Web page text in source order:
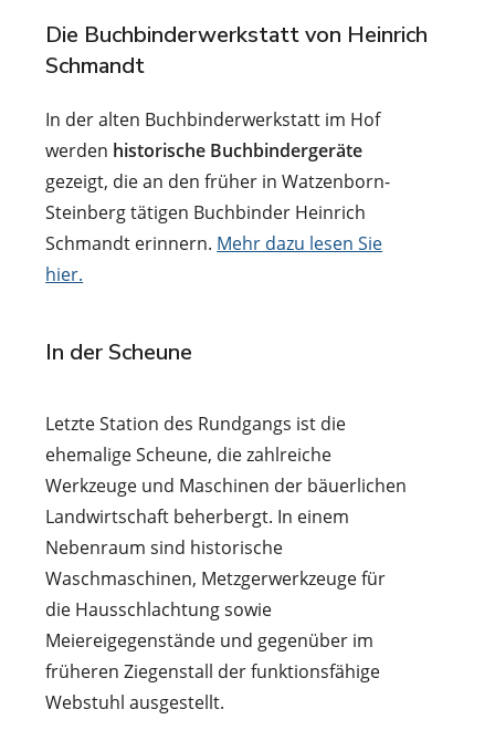
Die Buchbinderwerkstatt von Heinrich
Schmandt
In der alten Buchbinderwerkstatt im Hof
werden historische Buchbindergeräte
gezeigt, die an den früher in Watzenborn-
Steinberg tätigen Buchbinder Heinrich
Schmandt erinnern. Mehr dazu lesen Sie
hier.
In der Scheune
Letzte Station des Rundgangs ist die
ehemalige Scheune, die zahlreiche
Werkzeuge und Maschinen der bäuerlichen
Landwirtschaft beherbergt. In einem
Nebenraum sind historische
Waschmaschinen, Metzgerwerkzeuge für
die Hausschlachtung sowie
Meiereigegenstände und gegenüber im
früheren Ziegenstall der funktionsfähige
Webstuhl ausgestellt.